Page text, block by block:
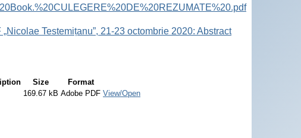
Testemițanu”, 21-23 octombrie 2020: Abstract
Size
Format
169.67 kB Adobe PDF View/Open